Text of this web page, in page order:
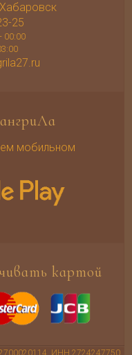
25
00:00
мобильном
картой
ИНН 2724247750.